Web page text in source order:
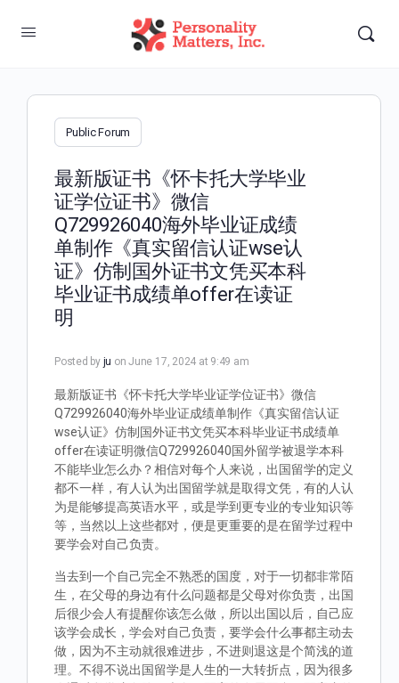
Public Forum
最新版证书《怀卡托大学毕业
证学位证书》微信
Q729926040海外毕业证成绩
单制作《真实留信认证wse认
证》仿制国外证书文凭买本科
毕业证书成绩单offer在读证
明
Posted by ju on June 17, 2024 at 9:49 am
最新版证书《怀卡托大学毕业证学位证书》微信
Q729926040海外毕业证成绩单制作《真实留信认证
wse认证》仿制国外证书文凭买本科毕业证书成绩单
offer在读证明微信Q729926040国外留学被退学本科
不能毕业怎么办？相信对每个人来说，出国留学的定义
都不一样，有人认为出国留学就是取得文凭，有的人认
为是能够提高英语水平，或是学到更专业的专业知识等
等，当然以上这些都对，便是更重要的是在留学过程中
要学会对自己负责。
当去到一个自己完全不熟悉的国度，对于一切都非常陌
生，在父母的身边有什么问题都是父母对你负责，出国
后很少会人有提醒你该怎么做，所以出国以后，自己应
该学会成长，学会对自己负责，要学会什么事都主动去
做，因为不主动就很难进步，不进则退这是个简浅的道
理。不得不说出国留学是人生的一大转折点，因为很多